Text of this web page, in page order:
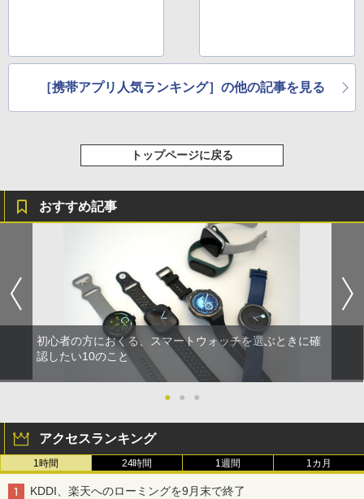
［携帯アプリ人気ランキング］の他の記事を見る
トップページに戻る
おすすめ記事
初心者の方におくる、スマートウォッチを選ぶときに確
認したい10のこと
● ● ●
アクセスランキング
1時間 24時間 1週間 1カ月
KDDI、楽天へのローミングを9月末で終了